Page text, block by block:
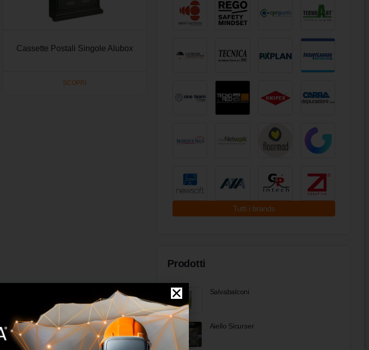
Cassette Postali Singole Alubox
SCOPRI
Tutti i brands
Prodotti
Salvabalconi
Aiello Sicurser